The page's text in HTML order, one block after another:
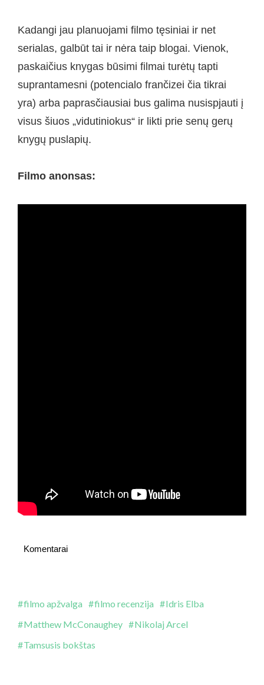
Kadangi jau planuojami filmo tęsiniai ir net
serialas, galbūt tai ir nėra taip blogai. Vienok,
paskaičius knygas būsimi filmai turėtų tapti
suprantamesni (potencialo frančizei čia tikrai
yra) arba paprasčiausiai bus galima nusispjauti į
visus šiuos „vidutiniokus“ ir likti prie senų gerų
knygų puslapių.
Filmo anonsas:
Komentarai
filmo apžvalga filmo recenzija
Idris Elba
Matthew McConaughey
Nikolaj Arcel
Tamsusis bokštas